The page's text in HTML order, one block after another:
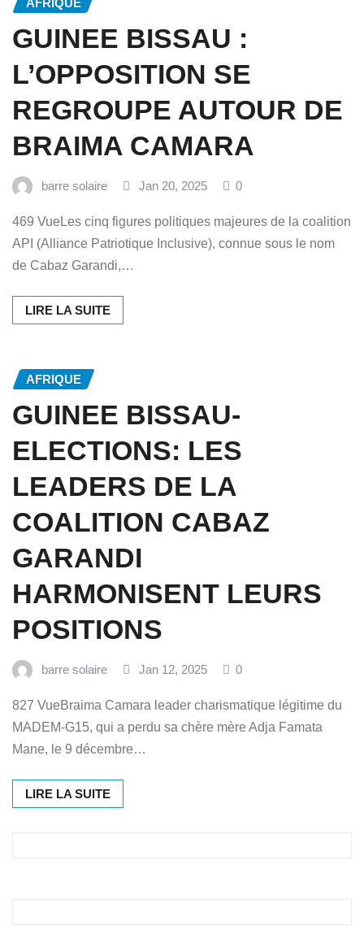
GUINEE BISSAU :
L’OPPOSITION SE
REGROUPE AUTOUR DE
BRAIMA CAMARA
barre solaire Jan 20, 2025 0
469 VueLes cinq figures politiques majeures de la coalition
API (Alliance Patriotique Inclusive), connue sous le nom
de Cabaz Garandi,…
LIRE LA SUITE
AFRIQUE
GUINEE BISSAU-
ELECTIONS: LES
LEADERS DE LA
COALITION CABAZ
GARANDI
HARMONISENT LEURS
POSITIONS
barre solaire Jan 12, 2025 0
827 VueBraima Camara leader charismatique légitime du
MADEM-G15, qui a perdu sa chère mère Adja Famata
Mane, le 9 décembre…
LIRE LA SUITE